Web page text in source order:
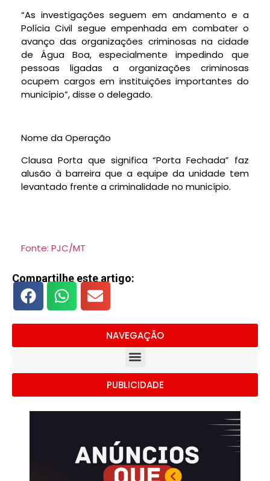
“As investigações seguem em andamento e a
Polícia Civil segue empenhada em combater o
avanço das organizações criminosas na cidade
de Água Boa, especialmente impedindo que
pessoas ligadas a organizações criminosas
ocupem cargos em instituições importantes do
município”, disse o delegado.
Nome da Operação
Clausa Porta que significa “Porta Fechada” faz
alusão à barreira que a equipe da unidade tem
levantado frente a criminalidade no município.
Fonte: PJC/MT
Compartilhe este artigo:
NAVEGAÇÃO
PUBLICIDADE